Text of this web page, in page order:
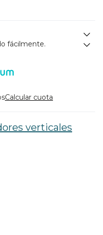
fácilmente.
Calcular cuota
verticales